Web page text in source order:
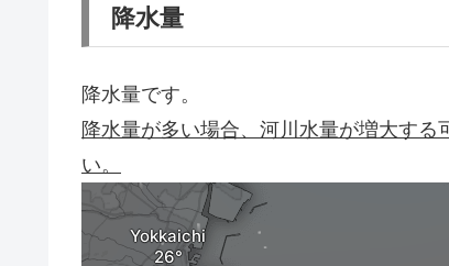
降水量
降水量です。
降水量が多い場合、河川水量が増大す
い。